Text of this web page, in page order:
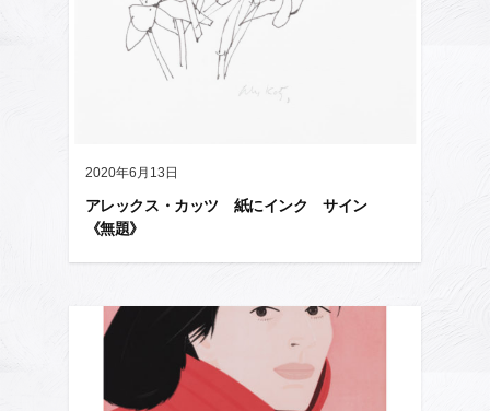
2020年6月13日
アレックス・カッツ 紙にインク サイン
《無題》